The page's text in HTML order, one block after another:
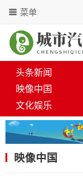
菜单
头条新闻
映像中国
文化娱乐
映像中国